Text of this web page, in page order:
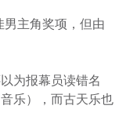
主角奖项，但由
为报幕员读错名
乐），而古天乐也